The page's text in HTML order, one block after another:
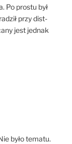
Po prostu był
przy dist-
jest jednak
było tematu.